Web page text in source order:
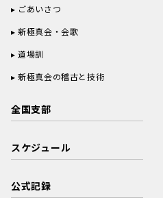
ごあいさつ
新極真会・会歌
道場訓
新極真会の稽古と技術
全国支部
スケジュール
公式記録